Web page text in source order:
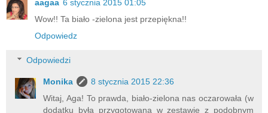
aagaa 6 stycznia 2015 01:05
Wow!! Ta biało -zielona jest przepiękna!!
Odpowiedz
Odpowiedzi
Monika
8 stycznia 2015 22:36
Witaj, Aga! To prawda, biało-zielona nas oczarowała (w
dodatku była przygotowana w zestawie z podobnym